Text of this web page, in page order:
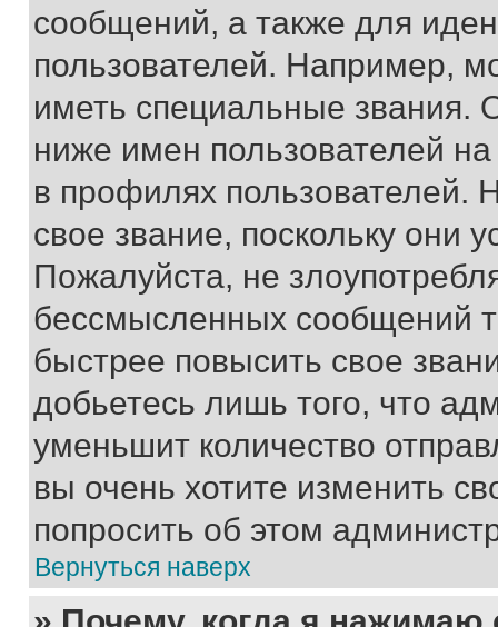
сообщений, а также для
пользователей. Например,
иметь специальные звания.
ниже имен пользователей
в профилях
свое звание, поскольку они
Пожалуйста, не
бессмысленных сообщений
быстрее повысить свое
добьетесь лишь того, что
уменьшит количество
вы очень хотите изменить
попросить об этом
Вернуться наверх